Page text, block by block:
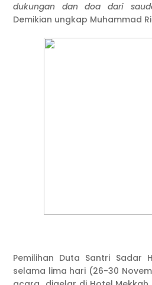
dukungan dan doa dari
Demikian ungkap Muhammad
Pemilihan Duta Santri Sadar
selama lima hari (26-30